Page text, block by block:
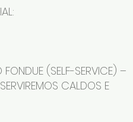
(SELF-SERVICE) –
CALDOS E